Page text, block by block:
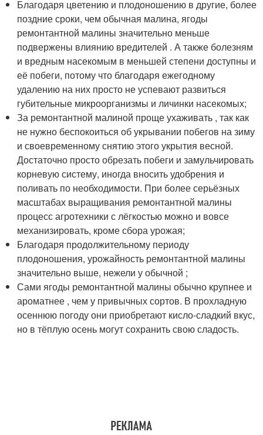
Благодаря цветению и плодоношению в другие, более
поздние сроки, чем обычная малина, ягоды
ремонтантной малины значительно меньше
подвержены влиянию вредителей . А также болезням
и вредным насекомым в меньшей степени доступны и
её побеги, потому что благодаря ежегодному
удалению на них просто не успевают развиться
губительные микроорганизмы и личинки насекомых;
За ремонтантной малиной проще ухаживать , так как
не нужно беспокоиться об укрывании побегов на зиму
и своевременному снятию этого укрытия весной.
Достаточно просто обрезать побеги и замульчировать
корневую систему, иногда вносить удобрения и
поливать по необходимости. При более серьёзных
масштабах выращивания ремонтантной малины
процесс агротехники с лёгкостью можно и вовсе
механизировать, кроме сбора урожая;
Благодаря продолжительному периоду
плодоношения, урожайность ремонтантной малины
значительно выше, нежели у обычной ;
Сами ягоды ремонтантной малины обычно крупнее и
ароматнее , чем у привычных сортов. В прохладную
осеннюю погоду они приобретают кисло-сладкий вкус,
но в тёплую осень могут сохранить свою сладость.